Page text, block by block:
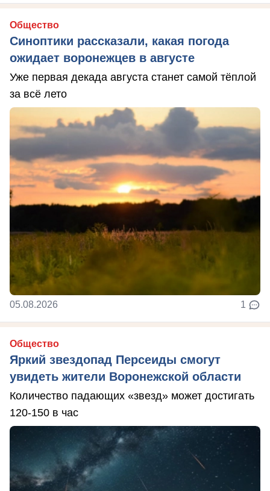
Общество
Синоптики рассказали, какая погода
ожидает воронежцев в августе
Уже первая декада августа станет самой тёплой
за всё лето
05.08.2026 1
Общество
Яркий звездопад Персеиды смогут
увидеть жители Воронежской области
Количество падающих «звезд» может достигать
120-150 в час